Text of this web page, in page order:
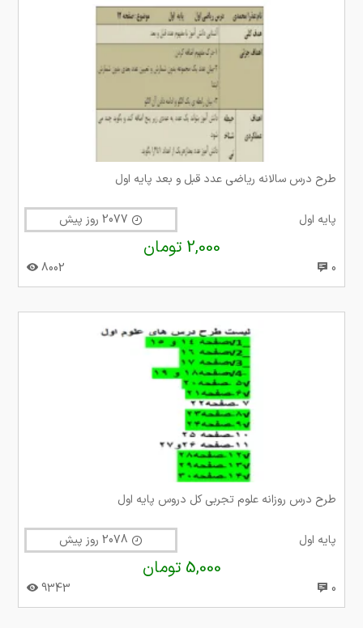
طرح درس سالانه ریاضی عدد قبل و بعد پایه اول
پایه اول
2,000 تومان
0
8002
طرح درس روزانه علوم تجربی کل دروس پایه اول
پایه اول
5,000 تومان
0
9343